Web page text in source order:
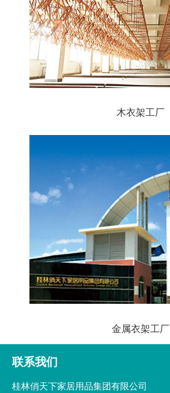
木衣架工厂
金属衣架工厂
联系我们
桂林俏天下家居用品集团有限公司